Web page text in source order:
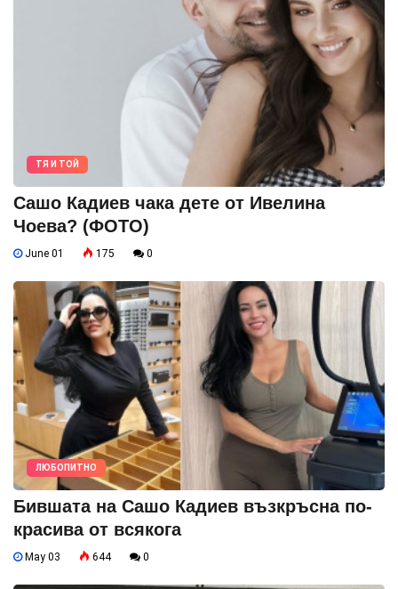
ТЯ И ТОЙ
Сашо Кадиев чака дете от Ивелина
Чоева? (ФОТО)
June 01 175 0
ЛЮБОПИТНО
Бившата на Сашо Кадиев възкръсна по-
красива от всякога
May 03 644 0